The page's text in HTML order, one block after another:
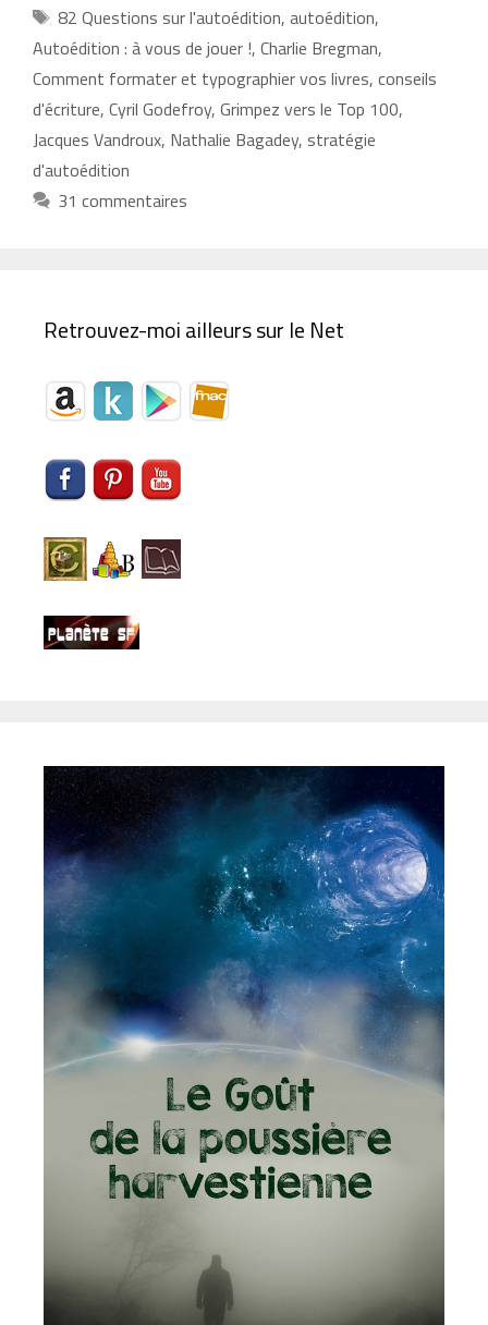
Étiquettes
82 Questions sur l'autoédition, autoédition,
Autoédition : à vous de jouer !, Charlie Bregman,
Comment formater et typographier vos livres, conseils
d'écriture, Cyril Godefroy, Grimpez vers le Top 100,
Jacques Vandroux, Nathalie Bagadey, stratégie
d'autoédition
31 commentaires
Retrouvez-moi ailleurs sur le Net